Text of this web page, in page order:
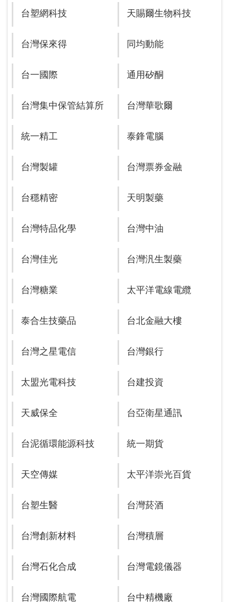
台塑網科技 天賜爾生物科技
台灣保來得 同均動能
台一國際 通用矽酮
台灣集中保管結算所 台灣華歌爾
統一精工 泰鋒電腦
台灣製罐 台灣票券金融
台穩精密 天明製藥
台灣特品化學 台灣中油
台灣佳光 台灣汎生製藥
台灣糖業 太平洋電線電纜
泰合生技藥品 台北金融大樓
台灣之星電信 台灣銀行
太盟光電科技 台建投資
天威保全 台亞衛星通訊
台泥循環能源科技 統一期貨
天空傳媒 太平洋崇光百貨
台塑生醫 台灣菸酒
台灣創新材料 台灣積層
台灣石化合成 台灣電鏡儀器
台灣國際航電 台中精機廠